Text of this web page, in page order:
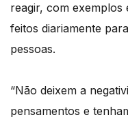
reagir, com exemplos
feitos diariamente
pessoas.
“Não deixem a
pensamentos e